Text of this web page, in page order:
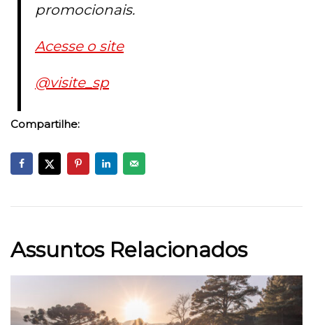
promocionais.
Acesse o site
@visite_sp
Compartilhe:
Assuntos Relacionados